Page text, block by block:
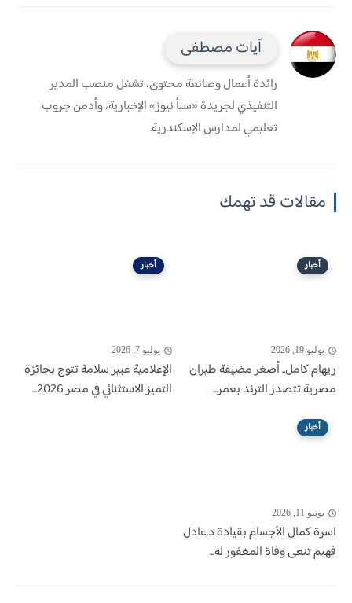
آيات مصطفى
رائدة أعمال وصانعة محتوى، تشغل منصب المدير
التنفيذي لجريدة «سبأ نيوز» الإخبارية، وأدمن جروب
تعليمي لمدارس الإسكندرية.
مقالات قد تهمك
أخبار
يوليو 19, 2026
ريهام كامل.. أصغر مضيفة طيران
مصرية تتصدر الترند بعمر...
أخبار
يوليو 7, 2026
الإعلامية عبير سلامة تتوج بجائزة
التميز الاستثنائي في مصر 2026...
أخبار
يونيو 11, 2026
اسرة كمال الأجسام بقيادة د.عادل
فهيم تنعى وفاة المغفور له...